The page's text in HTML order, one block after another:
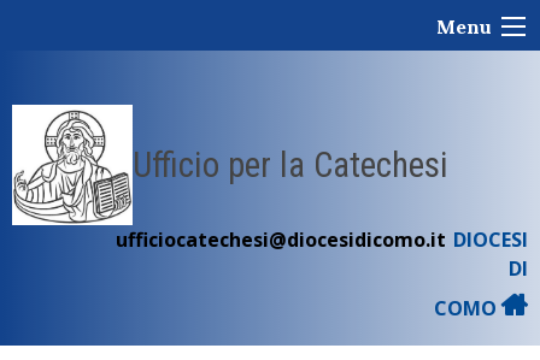
Menu
Ufficio per la Catechesi
ufficiocatechesi@diocesidicomo.it DIOCESI
DI
COMO